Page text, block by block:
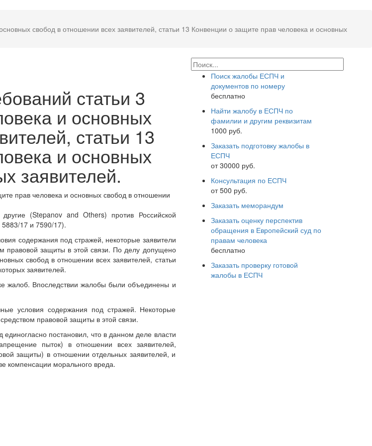
свобод в отношении всех заявителей, статьи 13 Конвенции о защите прав человека и основных
статьи 3
и основных
статьи 13
и основных
заявителей.
прав человека и основных свобод в отношении
(Stepanov and Others) против Российской
17 и 7590/17).
содержания под стражей, некоторые заявители
правовой защиты в этой связи. По делу допущено
свобод в отношении всех заявителей, статьи
заявителей.
жалоб. Впоследствии жалобы были объединены и
условия содержания под стражей. Некоторые
правовой защиты в этой связи.
постановил, что в данном деле власти
пыток) в отношении всех заявителей,
защиты) в отношении отдельных заявителей, и
компенсации морального вреда.
Поиск жалобы ЕСПЧ и
документов по номеру
бесплатно
Найти жалобу в ЕСПЧ по
фамилии и другим реквизитам
1000 руб.
Заказать подготовку жалобы в
ЕСПЧ
от 30000 руб.
Консультация по ЕСПЧ
от 500 руб.
Заказать меморандум
Заказать оценку перспектив
обращения в Европейский суд по
правам человека
бесплатно
Заказать проверку готовой
жалобы в ЕСПЧ